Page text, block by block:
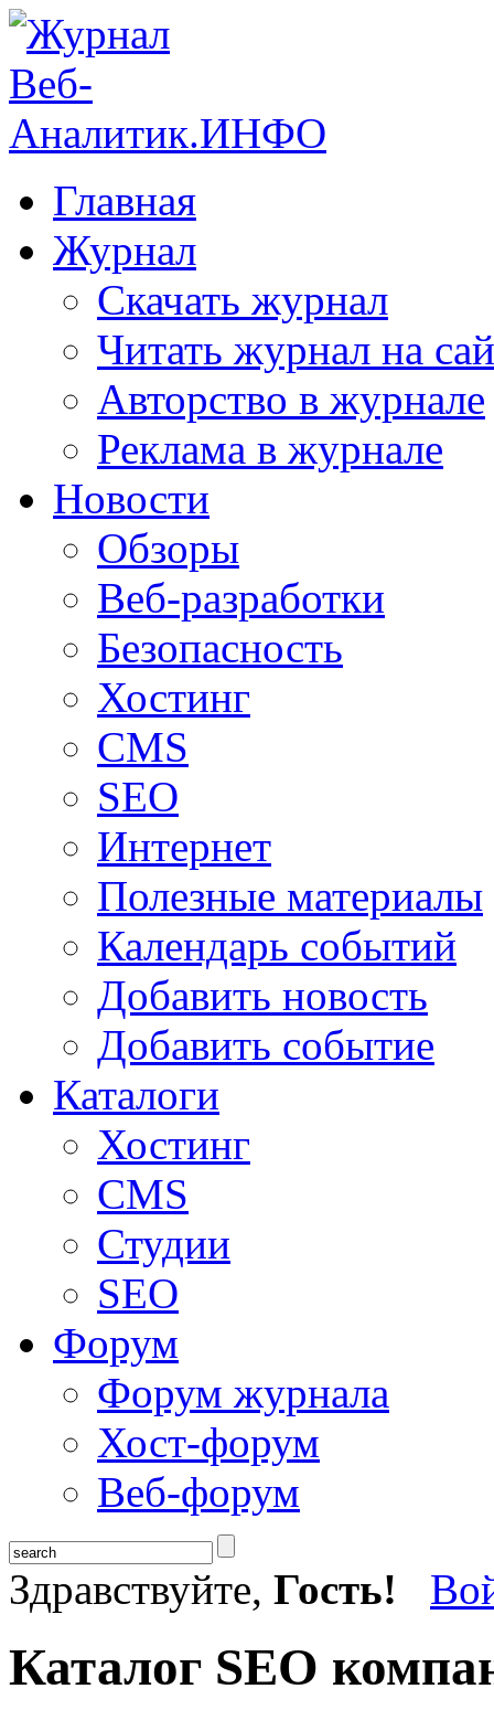
Главная
Журнал
Скачать журнал
Читать журнал на
Авторство в журнале
Реклама в журнале
Новости
Обзоры
Веб-разработки
Безопасность
Хостинг
CMS
SEO
Интернет
Полезные материалы
Календарь событий
Добавить новость
Добавить событие
Каталоги
Хостинг
CMS
Студии
SEO
Форум
Форум журнала
Хост-форум
Веб-форум
Здравствуйте, Гость!
Каталог SEO